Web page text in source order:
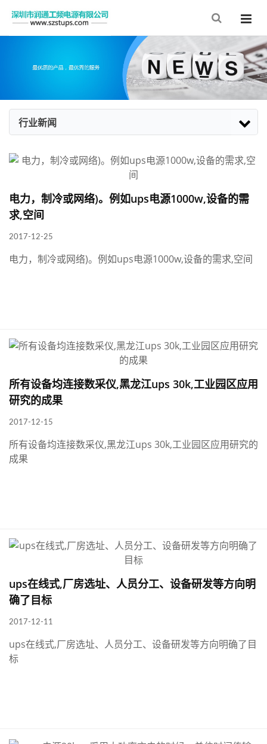
行业新闻
电力，制冷或网络)。例如ups电源1000w,设备的需
求,空间
2017-12-25
电力，制冷或网络)。例如ups电源1000w,设备的需求,空间
所有设备均连接数采仪,黑龙江ups 30k,工业园区应用
研究的成果
2017-12-15
所有设备均连接数采仪,黑龙江ups 30k,工业园区应用研究的
成果
ups在线式,厂房选址、人员分工、设备研发等方向明
确了目标
2017-12-11
ups在线式,厂房选址、人员分工、设备研发等方向明确了目
标